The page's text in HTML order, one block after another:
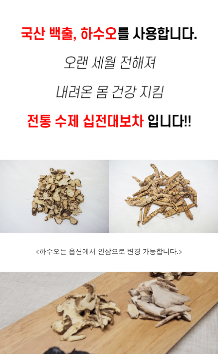
<하수오는 옵션에서 인삼으로 변경 가능합니다.>